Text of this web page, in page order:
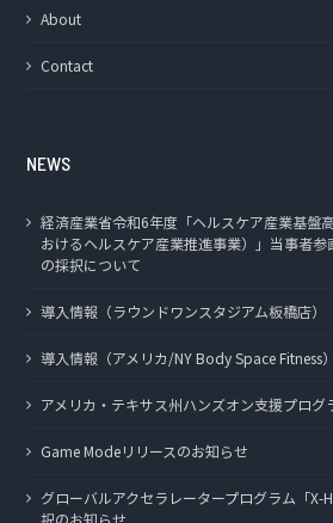
About
Contact
NEWS
経済産業省令和6年度「ヘルスケア産業基盤
おけるヘルスケア産業推進事業）」当事者
の採択について
導入情報（ラウンドワンスタジアム板橋店）
導入情報（アメリカ/NY Body Space Fitness）
アメリカ・テキサス州ハンズオン支援プログ
Game Modeリリースのお知らせ
グローバルアクセラレータープログラム「X-
択のお知らせ